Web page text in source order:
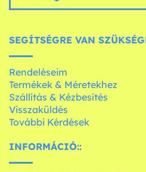
SEGÍTSÉGRE VAN
Rendeléseim
Termékek & Méretekhez
Szállítás & Kézbesítés
Visszaküldés
További Kérdések
INFORMÁCIÓ::